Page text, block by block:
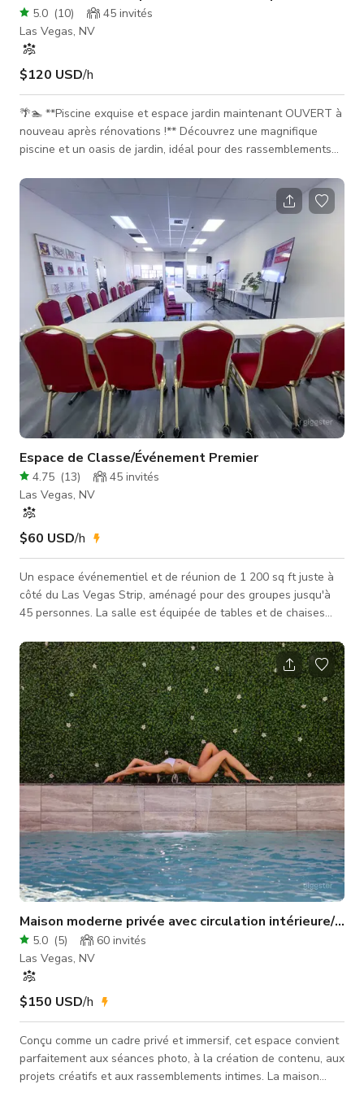
5.0 (10) 45 invités
Las Vegas, NV
$120 USD/h
🌴🏊 **Piscine exquise et espace jardin maintenant OUVERT à
nouveau après rénovations !** Découvrez une magnifique
piscine et un oasis de jardin, idéal pour des rassemblements
parfait pour des fêtes d’anniversaire, des douches nuptiales,
des baby showers, des révélations de genre, des réunions de
famille, des réceptions, des réunions et plus encore ! 🎉
**Espace extérieur polyvalent pour rassemblements sociaux**
Espace de Classe/Événement Premier
4.75 (13) 45 invités
Las Vegas, NV
$60 USD/h
Un espace événementiel et de réunion de 1 200 sq ft juste à
côté du Las Vegas Strip, aménagé pour des groupes jusqu'à
45 personnes. La salle est équipée de tables et de chaises
espace ouvert, ainsi qu'un tableau blanc et une imprimante
sur place pour les réunions, formations et ateliers. Des miroirs
le long d'un mur en font également un bon choix pour les
séances de danse, de fitness ou de préparation. Besoin
d'audio
Maison moderne privée avec circulation intérieure/
5.0 (5) 60 invités
Las Vegas, NV
$150 USD/h
Conçu comme un cadre privé et immersif, cet espace convient
parfaitement aux séances photo, à la création de contenu, aux
projets créatifs et aux rassemblements intimes. La maison